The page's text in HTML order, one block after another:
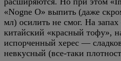
«Nogne O» выпить (даже
мл) осилить не смог. На
китайский «красный тофу»,
испорченный херес —
невкусный (все-таки